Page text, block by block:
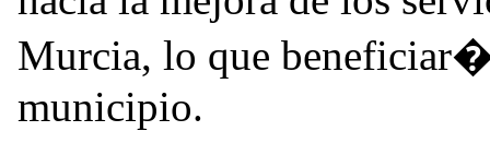
Murcia, lo que
municipio.